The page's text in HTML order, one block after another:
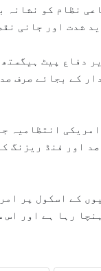
نظام کو نشانہ
شدت اور جانی
دفاع پیٹ
کے بجائے صرف
انتظامیہ
اور فنڈ ریزنگ
کے اسکول پر
رہا ہے اور